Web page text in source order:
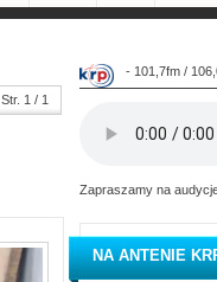
Str. 1 / 1
- 101,7fm /
Zapraszamy na
NA ANTENIE